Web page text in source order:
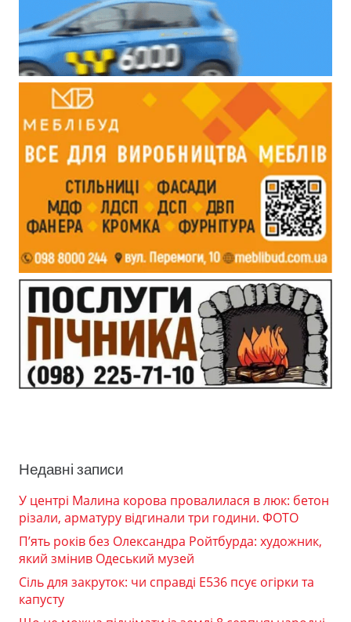
Недавні записи
У центрі Малина корова провалилася в люк: бетон
різали, арматуру відгинали три години. ФОТО
П’ять років без Олександра Ройтбурда: художник,
який змінив Одеський музей
Сіль для закруток: чи справді Е536 псує огірки та
капусту